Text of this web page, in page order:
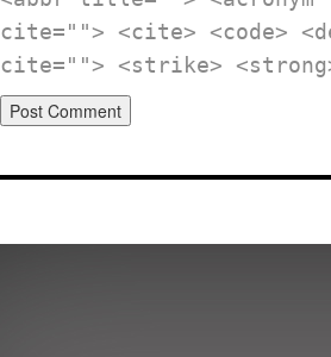
cite=""> <cite> <code>
cite=""> <strike>